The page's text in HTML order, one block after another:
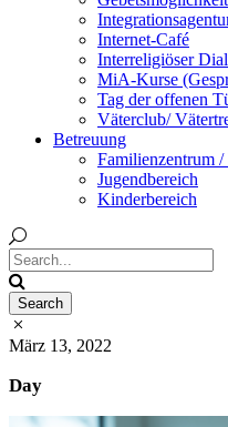
Internet-Café
Interreligiöser
MiA-Kurse
Tag der offenen
Väterclub/
Betreuung
Familienzentrum
Jugendbereich
Kinderbereich
März 13, 2022
Day